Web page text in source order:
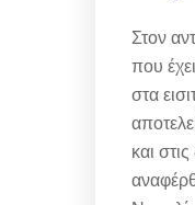
Στον
που
στα
και